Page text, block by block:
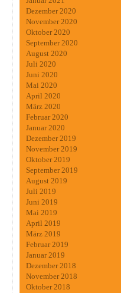
Dezember 2020
November 2020
Oktober 2020
September 2020
August 2020
Juli 2020
Juni 2020
Mai 2020
April 2020
März 2020
Februar 2020
Januar 2020
Dezember 2019
November 2019
Oktober 2019
September 2019
August 2019
Juli 2019
Juni 2019
Mai 2019
April 2019
März 2019
Februar 2019
Januar 2019
Dezember 2018
November 2018
Oktober 2018